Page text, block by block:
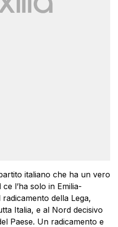
italiano che ha un vero
l’ha solo in Emilia-
della Lega,
Italia, e al Nord decisivo
Paese. Un radicamento e